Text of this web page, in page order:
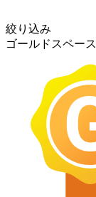
絞り込み
ゴールドスペース